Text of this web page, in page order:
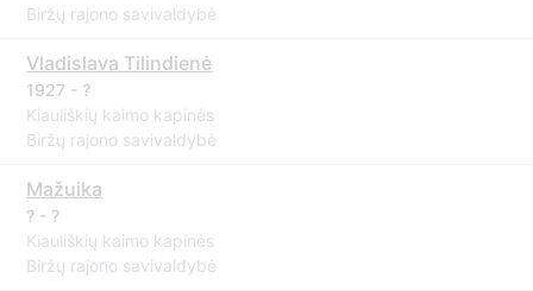
Biržų rajono savivaldybė
Vladislava Tilindienė
1927 - ?
Kiauliškių kaimo kapinės
Biržų rajono savivaldybė
Mažuika
? - ?
Kiauliškių kaimo kapinės
Biržų rajono savivaldybė